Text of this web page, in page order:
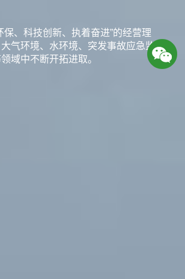
保、科技创新、执着奋进”的经营理
气环境、水环境、突发事故应急监
域中不断开拓进取。